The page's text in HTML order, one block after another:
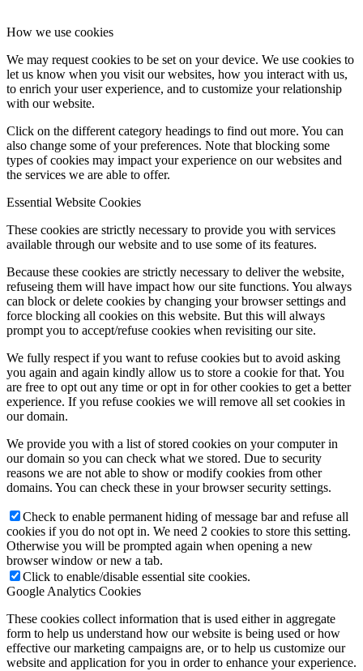
How we use cookies
We may request cookies to be set on your device. We use cookies to
let us know when you visit our websites, how you interact with us,
to enrich your user experience, and to customize your relationship
with our website.
Click on the different category headings to find out more. You can
also change some of your preferences. Note that blocking some
types of cookies may impact your experience on our websites and
the services we are able to offer.
Essential Website Cookies
These cookies are strictly necessary to provide you with services
available through our website and to use some of its features.
Because these cookies are strictly necessary to deliver the website,
refuseing them will have impact how our site functions. You always
can block or delete cookies by changing your browser settings and
force blocking all cookies on this website. But this will always
prompt you to accept/refuse cookies when revisiting our site.
We fully respect if you want to refuse cookies but to avoid asking
you again and again kindly allow us to store a cookie for that. You
are free to opt out any time or opt in for other cookies to get a better
experience. If you refuse cookies we will remove all set cookies in
our domain.
We provide you with a list of stored cookies on your computer in
our domain so you can check what we stored. Due to security
reasons we are not able to show or modify cookies from other
domains. You can check these in your browser security settings.
Check to enable permanent hiding of message bar and refuse all
cookies if you do not opt in. We need 2 cookies to store this setting.
Otherwise you will be prompted again when opening a new
browser window or new a tab.
Click to enable/disable essential site cookies.
Google Analytics Cookies
These cookies collect information that is used either in aggregate
form to help us understand how our website is being used or how
effective our marketing campaigns are, or to help us customize our
website and application for you in order to enhance your experience.